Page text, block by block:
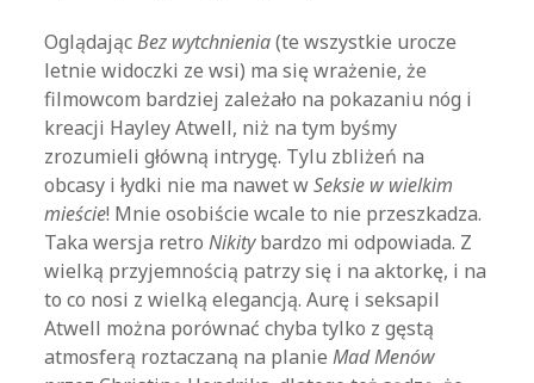
OglądającBez wytchnienia(te wszystkie urocze
letnie widoczki ze wsi) ma się wrażenie, że
filmowcom bardziej zależało na pokazaniu nóg i
kreacji Hayley Atwell, niż na tym byśmy
zrozumieli główną intrygę. Tylu zbliżeń na
obcasy i łydki nie ma nawet wSeksie w wielkim
mieście! Mnie osobiście wcale to nie przeszkadza.
Taka wersja retroNikitybardzo mi odpowiada. Z
wielką przyjemnością patrzy się i na aktorkę, i na
to co nosi z wielką elegancją. Aurę i seksapil
Atwell można porównać chyba tylko z gęstą
atmosferą roztaczaną na planieMad Menów